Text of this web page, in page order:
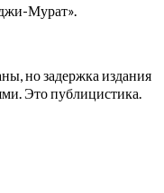
Мурат».
но задержка издания
Это публицистика.